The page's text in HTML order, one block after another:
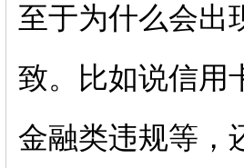
至于为什么会出
致。比如说信用
金融类违规等，